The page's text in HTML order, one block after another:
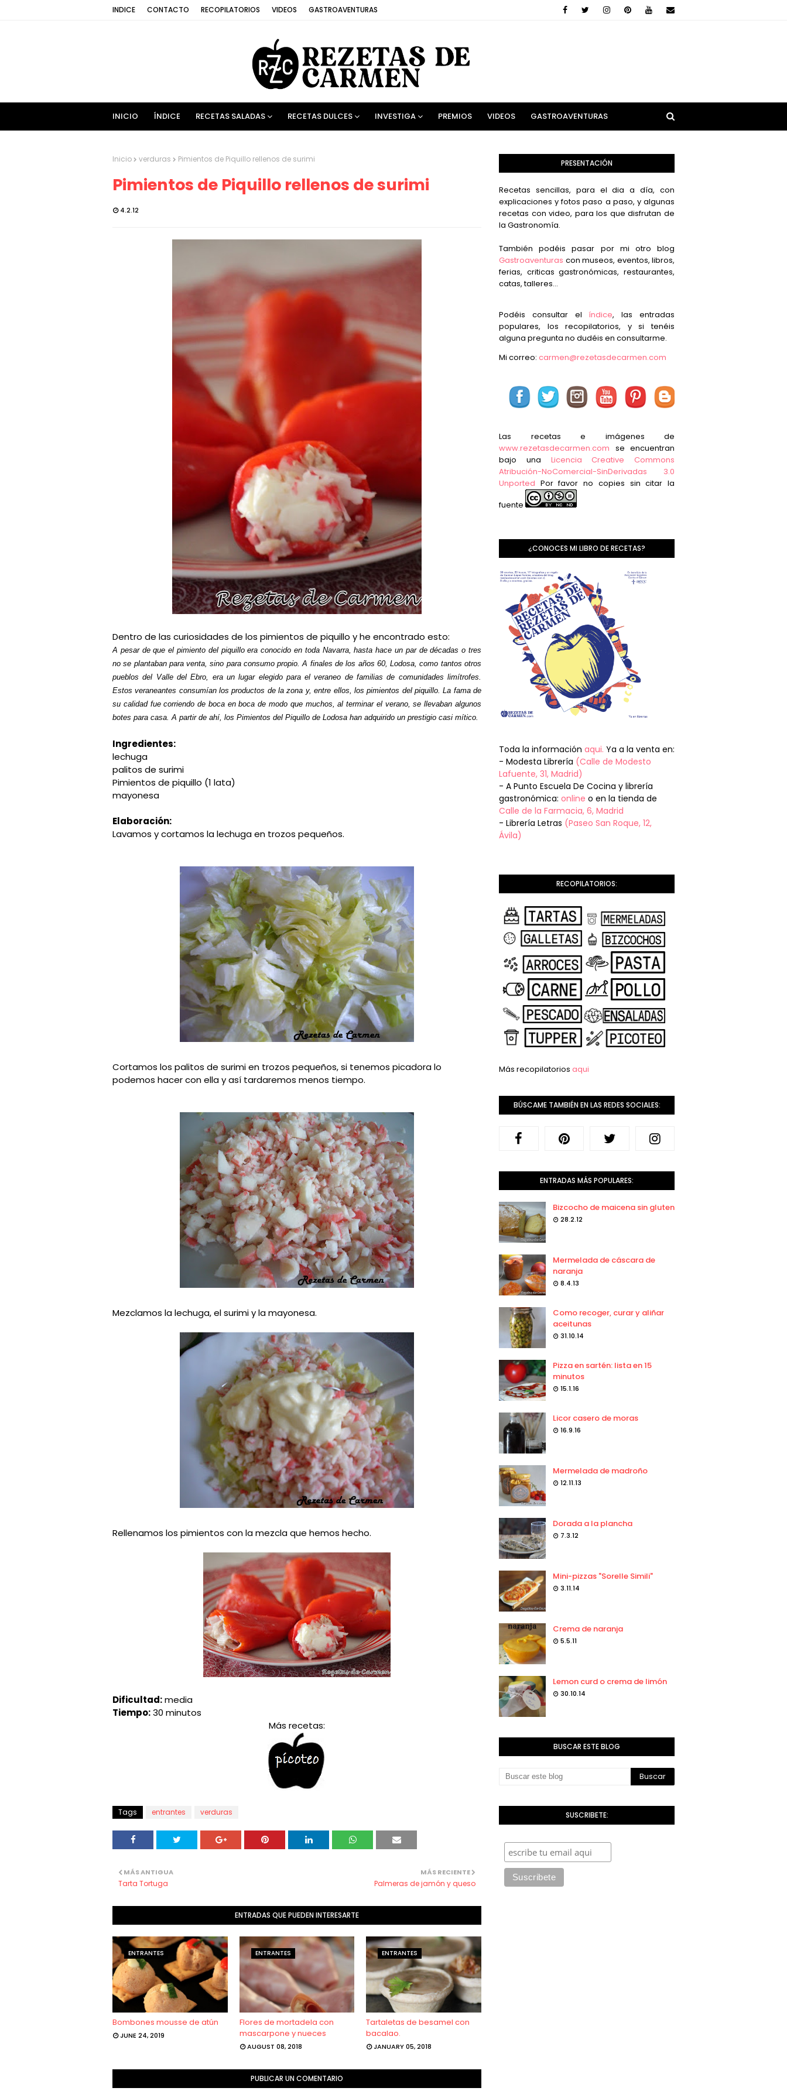
INDICE CONTACTO RECOPILATORIOS VIDEOS GASTROAVENTURAS
INICIO ÍNDICE RECETAS SALADAS RECETAS DULCES INVESTIGA PREMIOS VIDEOS GASTROAVENTURAS
Inicio verduras Pimientos de Piquillo rellenos de surimi
Pimientos de Piquillo rellenos de surimi
4.2.12
Dentro de las curiosidades de los pimientos de piquillo y he encontrado esto:
A pesar de que el pimiento del piquillo era conocido en toda Navarra, hasta hace un par de décadas o tres
no se plantaban para venta, sino para consumo propio. A finales de los años 60, Lodosa, como tantos otros
pueblos del Valle del Ebro, era un lugar elegido para el veraneo de familias de comunidades limítrofes.
Estos veraneantes consumían los productos de la zona y, entre ellos, los pimientos del piquillo. La fama de
su calidad fue corriendo de boca en boca de modo que muchos, al terminar el verano, se llevaban algunos
botes para casa. A partir de ahí, los Pimientos del Piquillo de Lodosa han adquirido un prestigio casi mítico.
Ingredientes:
lechuga
palitos de surimi
Pimientos de piquillo (1 lata)
mayonesa
Elaboración:
Lavamos y cortamos la lechuga en trozos pequeños.
Cortamos los palitos de surimi en trozos pequeños, si tenemos picadora lo
podemos hacer con ella y así tardaremos menos tiempo.
Mezclamos la lechuga, el surimi y la mayonesa.
Rellenamos los pimientos con la mezcla que hemos hecho.
Dificultad:media
Tiempo:30 minutos
Más recetas:
Tags entrantes verduras
MÁS RECIENTE
Palmeras de jamón y queso
MÁS ANTIGUA
Tarta Tortuga
ENTRADAS QUE PUEDEN INTERESARTE
ENTRANTES
Bombones mousse de atún
JUNE 24, 2019
ENTRANTES
Flores de mortadela con
mascarpone y nueces
AUGUST 08, 2018
ENTRANTES
Tartaletas de besamel con
bacalao.
JANUARY 05, 2018
PUBLICAR UN COMENTARIO
PRESENTACIÓN
Recetas sencillas, para el dia a día, con
explicaciones y fotos paso a paso, y algunas
recetas con video, para los que disfrutan de
la Gastronomía.
También podéis pasar por mi otro blog
Gastroaventuras con museos, eventos, libros,
ferias, criticas gastronómicas, restaurantes,
catas, talleres...
Podéis consultar el índice, las entradas
populares, los recopilatorios, y si tenéis
alguna pregunta no dudéis en consultarme.
Mi correo: carmen@rezetasdecarmen.com
Las recetas e imágenes de
www.rezetasdecarmen.com se encuentran
bajo una Licencia Creative Commons
Atribución-NoComercial-SinDerivadas 3.0
Unported Por favor no copies sin citar la
fuente
¿CONOCES MI LIBRO DE RECETAS?
Toda la información aqui. Ya a la venta en:
- Modesta Librería (Calle de Modesto
Lafuente, 31, Madrid)
- A Punto Escuela De Cocina y librería
gastronómica: online o en la tienda de
Calle de la Farmacia, 6, Madrid
- Librería Letras (Paseo San Roque, 12,
Ávila)
RECOPILATORIOS:
Más recopilatorios aqui
BÚSCAME TAMBIÉN EN LAS REDES SOCIALES:
ENTRADAS MÁS POPULARES:
Bizcocho de maicena sin gluten
28.2.12
Mermelada de cáscara de
naranja
8.4.13
Como recoger, curar y aliñar
aceitunas
31.10.14
Pizza en sartén: lista en 15
minutos
15.1.16
Licor casero de moras
16.9.16
Mermelada de madroño
12.11.13
Dorada a la plancha
7.3.12
Mini-pizzas "Sorelle Simili"
3.11.14
Crema de naranja
5.5.11
Lemon curd o crema de limón
30.10.14
BUSCAR ESTE BLOG
SUSCRIBETE: